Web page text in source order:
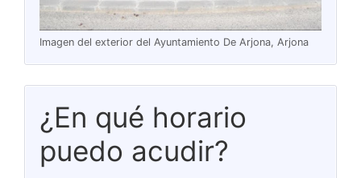
Imagen del exterior del Ayuntamiento De Arjona, Arjona
¿En qué horario
puedo acudir?